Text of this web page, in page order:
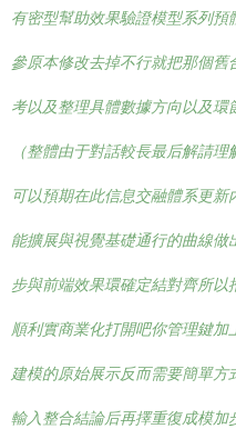
有密型幫助效果驗證模型系列
參原本修改去掉不行就把那個
考以及整理具體數據方向以及
（整體由于對話較長最后解請
可以預期在此信息交融體系更
能擴展與視覺基礎通行的曲線
步與前端效果環確定結對齊所
順利實商業化打開吧你管理鍵
建模的原始展示反而需要簡單
輸入整合結論后再擇重復成模加